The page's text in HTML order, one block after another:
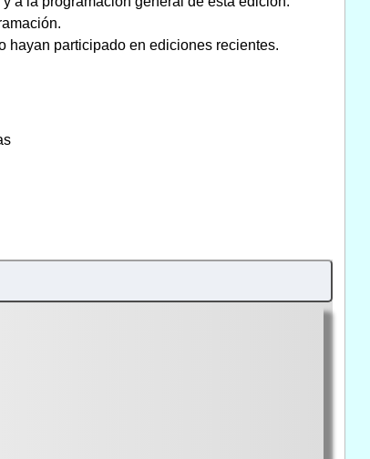
hayan participado en ediciones recientes.